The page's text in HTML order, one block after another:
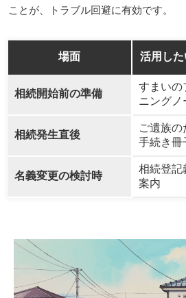
ことが、トラブル回避に有効です。
場面 活用し
相続開始前の準備
すまいの
ニングノ
相続発生直後
ご遺族の
手続き冊
名義変更の検討時
相続登記
案内